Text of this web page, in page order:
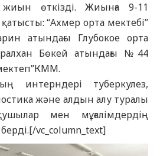
жиын өткізді.Жиынға 9-11
“Ахмер орта мектебі”
атындағы Глубокое орта
Бөкей атындағы №44
интерндері туберкулез,
және алдын алу туралы
мен мұғалімдердің
[/vc_column_text]